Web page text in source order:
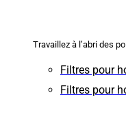
Travaillez à l’abri des
Filtres pour
Filtres pour